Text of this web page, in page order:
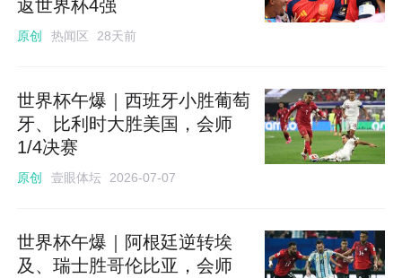
返世界杯4强
原创 热闻区 28天前
世界杯午爆｜西班牙小胜葡萄
牙、比利时大胜美国，会师
1/4决赛
原创 壹眼体坛 2026-07-07
世界杯午爆｜阿根廷逆转埃
及、瑞士胜哥伦比亚，会师